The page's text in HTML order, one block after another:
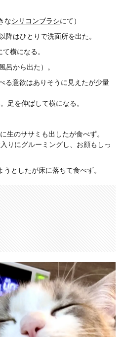
なシリコンブラシにて）
降はひとりで洗面所を出た。
横になる。
呂から出た）。
る意欲はありそうに見えたが少量
足を伸ばして横になる。
生のササミも出したが食べず。
りにグルーミングし、お顔もしっ
としたが床に落ちて食べず。